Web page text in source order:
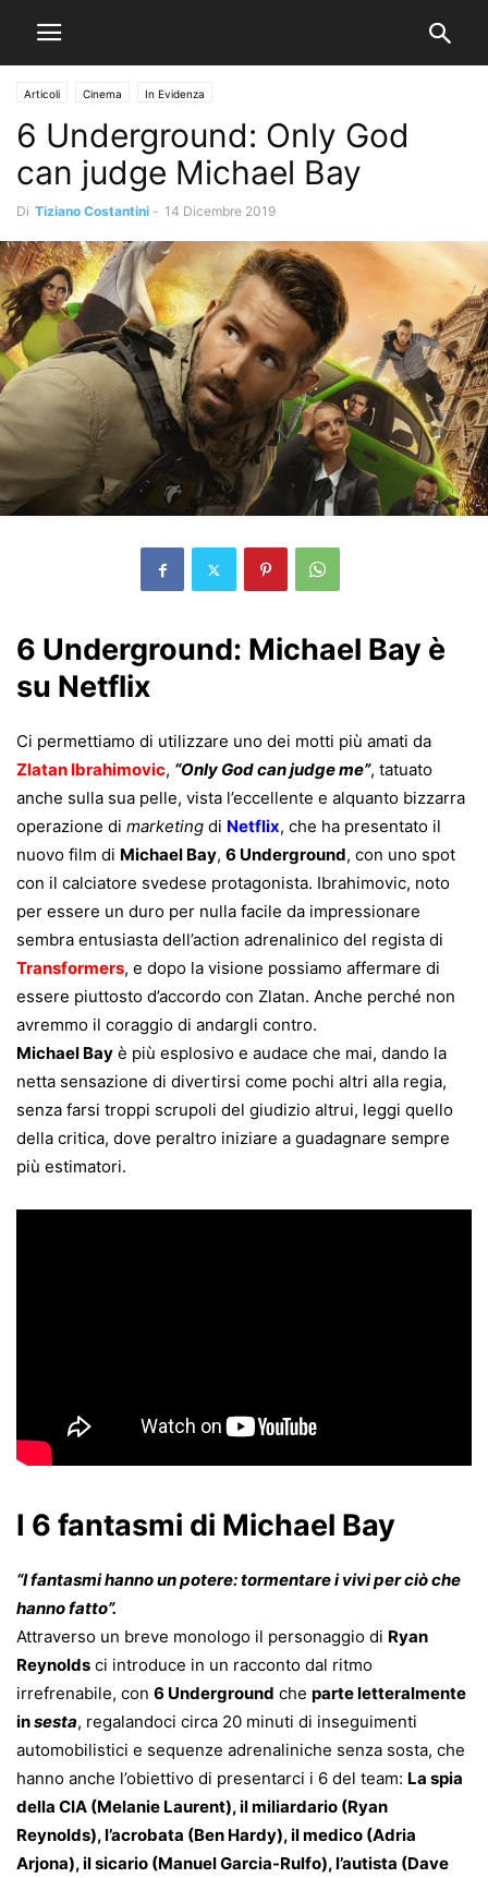
Articoli Cinema In Evidenza
6 Underground: Only God
can judge Michael Bay
Di Tiziano Costantini - 14 Dicembre 2019
6 Underground: Michael Bay è
su Netflix
Ci permettiamo di utilizzare uno dei motti più amati da
Zlatan Ibrahimovic, “Only God can judge me”, tatuato
anche sulla sua pelle, vista l’eccellente e alquanto bizzarra
operazione di marketing di Netflix, che ha presentato il
nuovo film di Michael Bay, 6 Underground, con uno spot
con il calciatore svedese protagonista. Ibrahimovic, noto
per essere un duro per nulla facile da impressionare
sembra entusiasta dell’action adrenalinico del regista di
Transformers, e dopo la visione possiamo affermare di
essere piuttosto d’accordo con Zlatan. Anche perché non
avremmo il coraggio di andargli contro.
Michael Bay è più esplosivo e audace che mai, dando la
netta sensazione di divertirsi come pochi altri alla regia,
senza farsi troppi scrupoli del giudizio altrui, leggi quello
della critica, dove peraltro iniziare a guadagnare sempre
più estimatori.
I 6 fantasmi di Michael Bay
“I fantasmi hanno un potere: tormentare i vivi per ciò che
hanno fatto”.
Attraverso un breve monologo il personaggio di Ryan
Reynolds ci introduce in un racconto dal ritmo
irrefrenabile, con 6 Underground che parte letteralmente
insesta, regalandoci circa 20 minuti di inseguimenti
automobilistici e sequenze adrenaliniche senza sosta, che
hanno anche l’obiettivo di presentarci i 6 del team: La spia
della CIA (Melanie Laurent), il miliardario (Ryan
Reynolds), l’acrobata (Ben Hardy), il medico (Adria
Arjona), il sicario (Manuel Garcia-Rulfo), l’autista (Dave